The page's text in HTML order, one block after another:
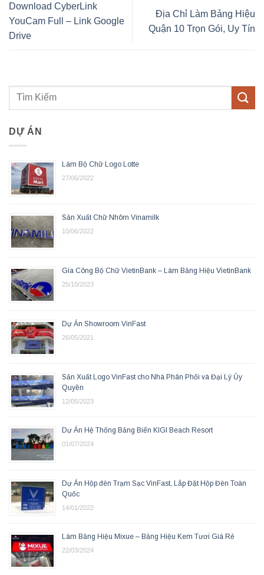
Download CyberLink
YouCam Full – Link Google
Drive
Địa Chỉ Làm Bảng Hiệu
Quận 10 Trọn Gói, Uy Tín
DỰ ÁN
Làm Bộ Chữ Logo Lotte
27/06/2022
Sản Xuất Chữ Nhôm Vinamilk
10/06/2022
Gia Công Bộ Chữ VietinBank – Làm Bảng Hiệu VietinBank
25/10/2023
Dự Án Showroom VinFast
26/05/2021
Sản Xuất Logo VinFast cho Nhà Phân Phối và Đại Lý Ủy
Quyền
12/05/2023
Dự Án Hệ Thống Bảng Biển KIGI Beach Resort
01/07/2024
Dự Án Hộp đèn Trạm Sạc VinFast, Lắp Đặt Hộp Đèn Toàn
Quốc
14/01/2022
Làm Bảng Hiệu Mixue – Bảng Hiệu Kem Tươi Giá Rẻ
22/03/2024